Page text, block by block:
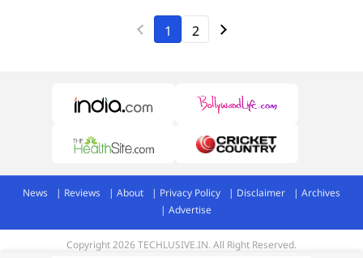
1 2
News Reviews About Privacy Policy Disclaimer
Archives
Advertise
Copyright 2026 TECHLUSIVE.IN. All Right Reserved.